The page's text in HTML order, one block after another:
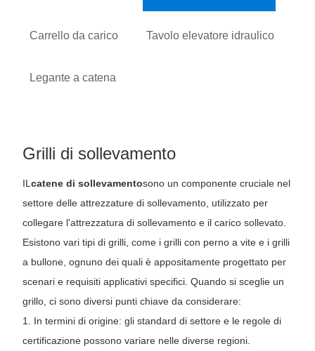
Carrello da carico Tavolo elevatore idraulico
Legante a catena
Grilli di sollevamento
ILcatene di sollevamentosono un componente cruciale nel
settore delle attrezzature di sollevamento, utilizzato per
collegare l'attrezzatura di sollevamento e il carico sollevato.
Esistono vari tipi di grilli, come i grilli con perno a vite e i grilli
a bullone, ognuno dei quali è appositamente progettato per
scenari e requisiti applicativi specifici. Quando si sceglie un
grillo, ci sono diversi punti chiave da considerare:
1. In termini di origine: gli standard di settore e le regole di
certificazione possono variare nelle diverse regioni.